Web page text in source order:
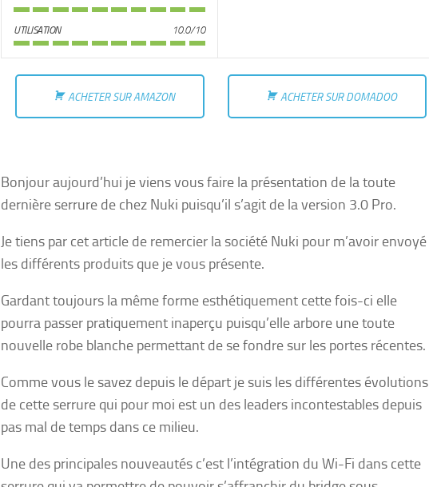
UTILISATION 10.0/10
ACHETER SUR AMAZON ACHETER SUR DOMADOO
Bonjour aujourd’hui je viens vous faire la présentation de la toute
dernière serrure de chez Nuki puisqu’il s’agit de la version 3.0 Pro.
Je tiens par cet article de remercier la société Nuki pour m’avoir envoyé
les différents produits que je vous présente.
Gardant toujours la même forme esthétiquement cette fois-ci elle
pourra passer pratiquement inaperçu puisqu’elle arbore une toute
nouvelle robe blanche permettant de se fondre sur les portes récentes.
Comme vous le savez depuis le départ je suis les différentes évolutions
de cette serrure qui pour moi est un des leaders incontestables depuis
pas mal de temps dans ce milieu.
Une des principales nouveautés c’est l’intégration du Wi-Fi dans cette